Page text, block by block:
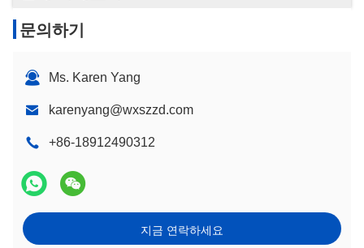
문의하기
Ms. Karen Yang
karenyang@wxszzd.com
+86-18912490312
지금 연락하세요